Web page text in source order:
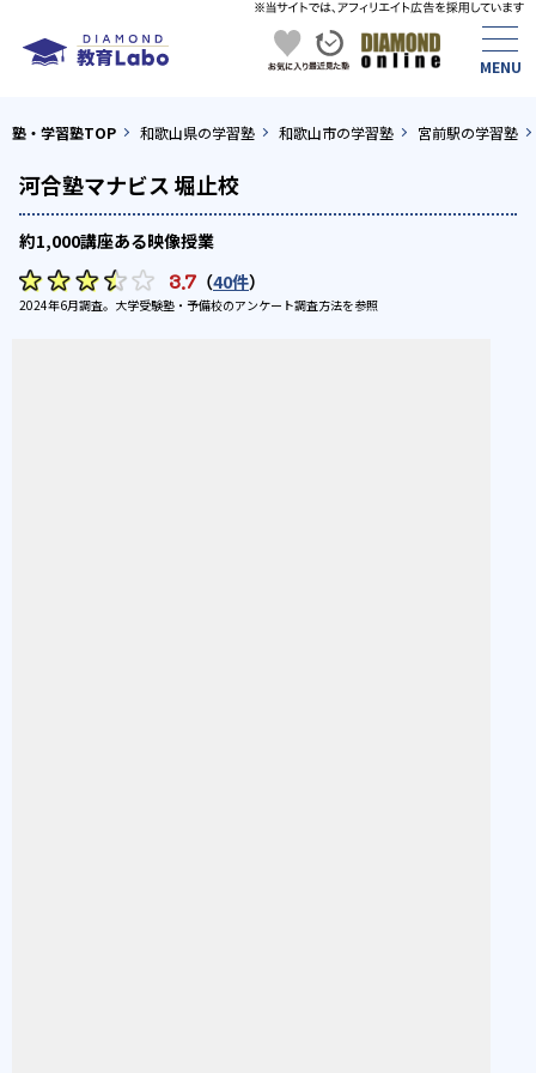
塾・学習塾TOP 和歌山県の学習塾 和歌山市の学習塾 宮前駅の学習塾
河合塾マナビス 堀止校
約1,000講座ある映像授業
3.7 （40件）
2024年6月調査。 大学受験塾・予備校のアンケート調査方法を参照